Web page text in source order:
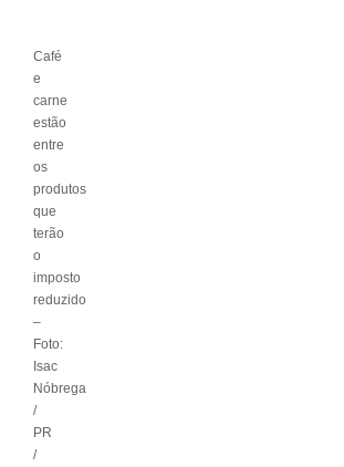
Café
e
carne
estão
entre
os
produtos
que
terão
o
imposto
reduzido
–
Foto:
Isac
Nóbrega
/
PR
/